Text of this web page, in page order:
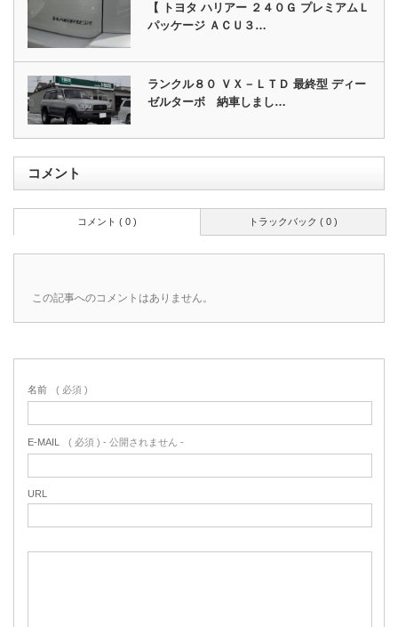
【 トヨタ ハリアー ２４０Ｇ プレミアムＬ
パッケージ ＡＣＵ３…
ランクル８０ ＶＸ－ＬＴＤ 最終型 ディー
ゼルターボ 納車しまし…
コメント
トラックバック ( 0 )
コメント ( 0 )
この記事へのコメントはありません。
名前 ( 必須 )
E-MAIL ( 必須 ) - 公開されません -
URL